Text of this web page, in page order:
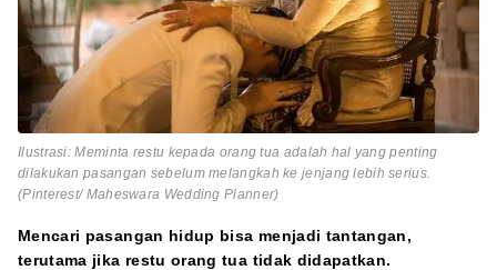
Ilustrasi: Meminta restu kepada orang tua adalah hal yang penting
dilakukan pasangan sebelum melangkah ke jenjang lebih serius.
(Pinterest/ Maheswara Wedding Planner)
Mencari pasangan hidup bisa menjadi tantangan,
terutama jika restu orang tua tidak didapatkan.